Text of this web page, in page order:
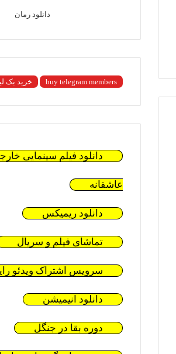
دانلود رمان
buy telegram members خرید بک
دانلود فیلم سینمایی
عاشقانه
دانلود ریمیکس
تماشای فیلم و سریال
سرویس اشتراک ویدئو
دانلود انیمیشن
دوره بقا در جنگل